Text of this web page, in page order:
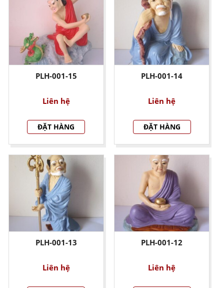
PLH-001-15
Liên hệ
ĐẶT HÀNG
PLH-001-14
Liên hệ
ĐẶT HÀNG
PLH-001-13
Liên hệ
PLH-001-12
Liên hệ